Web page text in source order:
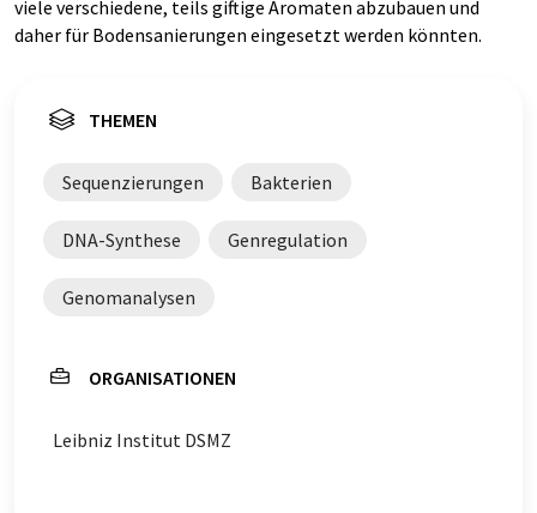
viele verschiedene, teils giftige Aromaten abzubauen und
daher für Bodensanierungen eingesetzt werden könnten.
THEMEN
Sequenzierungen Bakterien
DNA-Synthese Genregulation
Genomanalysen
ORGANISATIONEN
Leibniz Institut DSMZ